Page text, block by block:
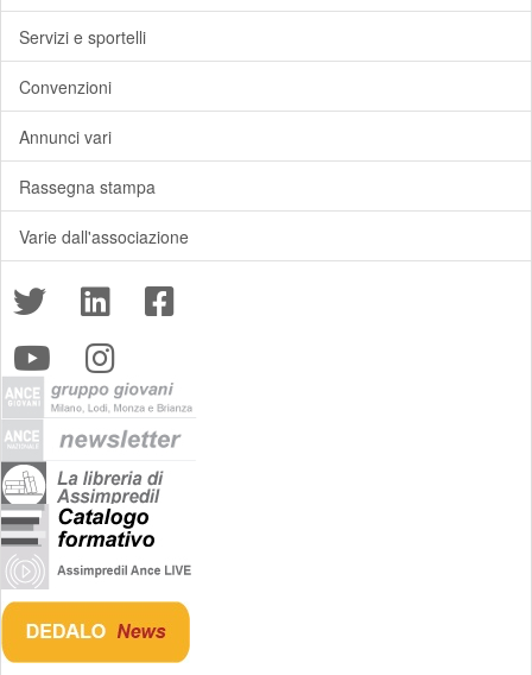
Servizi e sportelli
Convenzioni
Annunci vari
Rassegna stampa
Varie dall'associazione